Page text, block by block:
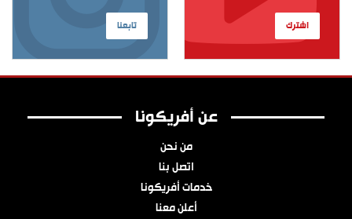
تابعنا اشترك
عن أفريكونا
من نحن
اتصل بنا
خدمات أفريكونا
أعلن معنا